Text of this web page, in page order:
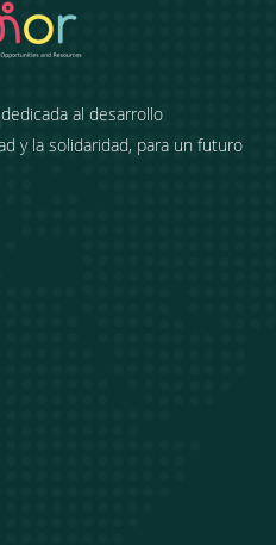
al desarrollo
y la solidaridad, para un futuro